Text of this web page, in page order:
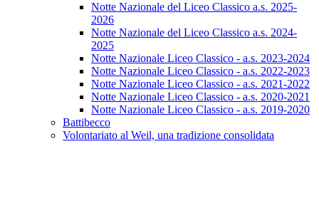
Notte Nazionale del Liceo Classico a.s. 2025-
2026
Notte Nazionale del Liceo Classico a.s. 2024-
2025
Notte Nazionale Liceo Classico - a.s. 2023-2024
Notte Nazionale Liceo Classico - a.s. 2022-2023
Notte Nazionale Liceo Classico - a.s. 2021-2022
Notte Nazionale Liceo Classico - a.s. 2020-2021
Notte Nazionale Liceo Classico - a.s. 2019-2020
Battibecco
Volontariato al Weil, una tradizione consolidata